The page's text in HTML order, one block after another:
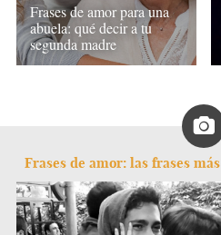
Frases de amor para una
abuela: qué decir a tu
segunda madre
Frases de amor: las frases